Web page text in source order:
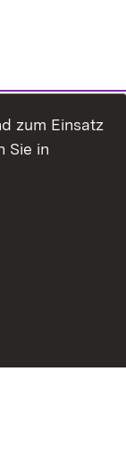
zum Einsatz
Sie in